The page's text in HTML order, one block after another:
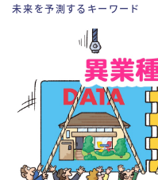
未来を予測するキーワード